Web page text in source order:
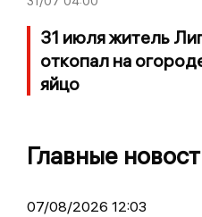
31 июля житель
откопал на
яйцо
Главные
07/08/2026 12:03